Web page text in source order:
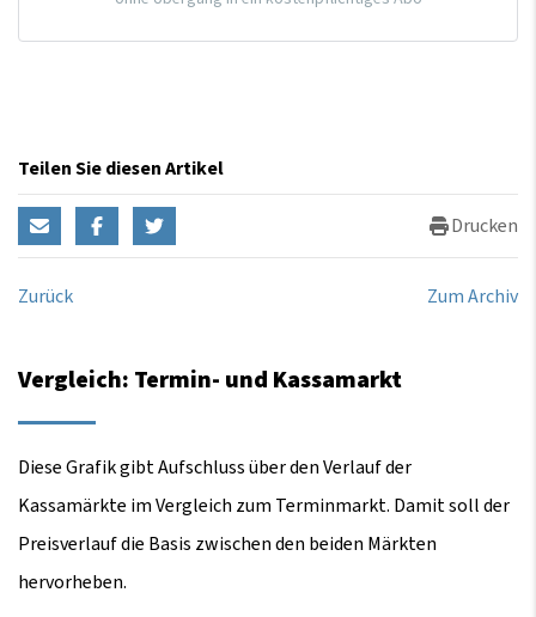
Teilen Sie diesen Artikel
Drucken
Zurück Zum Archiv
Vergleich: Termin- und Kassamarkt
Diese Grafik gibt Aufschluss über den Verlauf der
Kassamärkte im Vergleich zum Terminmarkt. Damit soll der
Preisverlauf die Basis zwischen den beiden Märkten
hervorheben.